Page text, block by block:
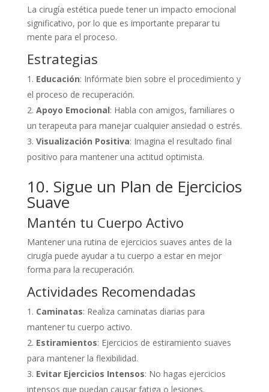
La cirugía estética puede tener un impacto emocional
significativo, por lo que es importante preparar tu
mente para el proceso.
Estrategias
Educación: Infórmate bien sobre el procedimiento y
el proceso de recuperación.
Apoyo Emocional: Habla con amigos, familiares o
un terapeuta para manejar cualquier ansiedad o estrés.
Visualización Positiva: Imagina el resultado final
positivo para mantener una actitud optimista.
10. Sigue un Plan de Ejercicios
Suave
Mantén tu Cuerpo Activo
Mantener una rutina de ejercicios suaves antes de la
cirugía puede ayudar a tu cuerpo a estar en mejor
forma para la recuperación.
Actividades Recomendadas
Caminatas: Realiza caminatas diarias para
mantener tu cuerpo activo.
Estiramientos: Ejercicios de estiramiento suaves
para mantener la flexibilidad.
Evitar Ejercicios Intensos: No hagas ejercicios
intensos que puedan causar fatiga o lesiones.